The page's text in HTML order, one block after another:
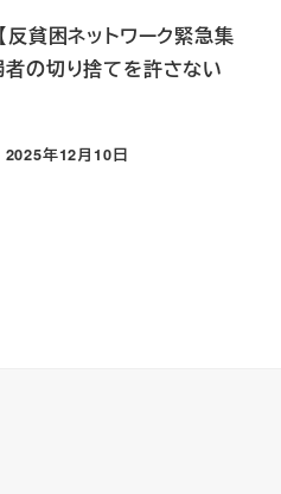
反貧困ネットワーク緊急集
者の切り捨てを許さない
投稿日
2025年12月10日